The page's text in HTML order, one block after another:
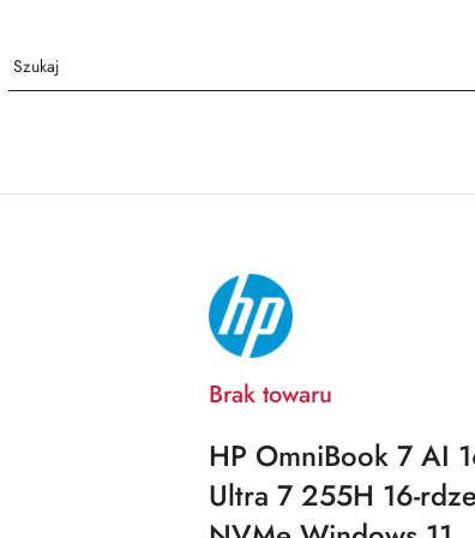
NAZWA
PRODUCENTA:
HP
Brak towaru
HP OmniBook 7 AI
Ultra 7 255H 16-